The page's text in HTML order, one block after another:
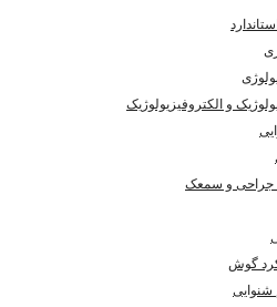
و الکتروفیزیولوژیک
جراحی و سمعک
گوش
شنوایی